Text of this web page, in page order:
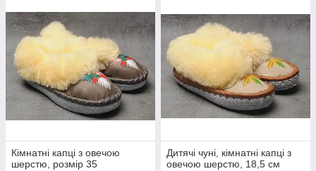
Кімнатні капці з овечою
шерстю, розмір 35
Дитячі чуні, кімнатні капці з
овечою шерстю, 18,5 см